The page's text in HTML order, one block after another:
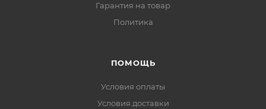
Гарантия на товар
Политика
ПОМОЩЬ
Условия оплаты
Условия доставки